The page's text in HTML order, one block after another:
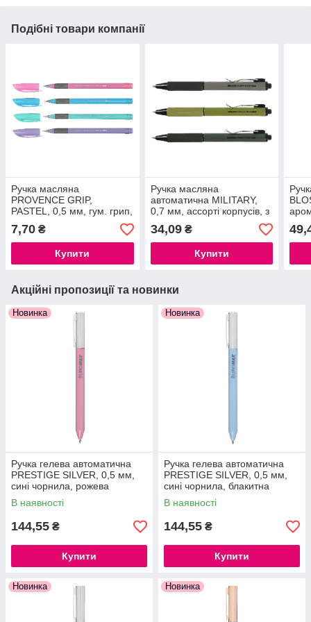
Подібні товари компанії
Ручка масляна
PROVENCE GRIP,
PASTEL, 0,5 мм, гум. грип,
тригр. корпус, сині
чорнила
7,70 ₴
Купити
Ручка масляна
автоматична MILITARY,
0,7 мм, ассорті корпусів, з
гумови грипом, сині
чорнила
34,09₴
Купити
Акційні пропозиції та новинки
Новинка
Ручка гелева автоматична
PRESTIGE SILVER, 0,5 мм,
сині чорнила, рожева
В наявності
144,55 ₴
Купити
Новинка
Ручка гелева автоматична
PRESTIGE SILVER, 0,5 мм,
сині чорнила, блакитна
В наявності
144,55 ₴
Купити
Новинка Новинка